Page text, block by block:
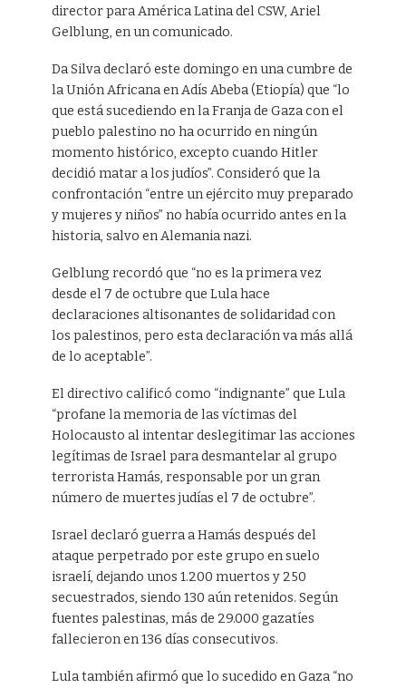
director para América Latina del CSW, Ariel
Gelblung, en un comunicado.
Da Silva declaró este domingo en una cumbre de
la Unión Africana en Adís Abeba (Etiopía) que “lo
que está sucediendo en la Franja de Gaza con el
pueblo palestino no ha ocurrido en ningún
momento histórico, excepto cuando Hitler
decidió matar a los judíos”. Consideró que la
confrontación “entre un ejército muy preparado
y mujeres y niños” no había ocurrido antes en la
historia, salvo en Alemania nazi.
Gelblung recordó que “no es la primera vez
desde el 7 de octubre que Lula hace
declaraciones altisonantes de solidaridad con
los palestinos, pero esta declaración va más allá
de lo aceptable”.
El directivo calificó como “indignante” que Lula
“profane la memoria de las víctimas del
Holocausto al intentar deslegitimar las acciones
legítimas de Israel para desmantelar al grupo
terrorista Hamás, responsable por un gran
número de muertes judías el 7 de octubre”.
Israel declaró guerra a Hamás después del
ataque perpetrado por este grupo en suelo
israelí, dejando unos 1.200 muertos y 250
secuestrados, siendo 130 aún retenidos. Según
fuentes palestinas, más de 29.000 gazatíes
fallecieron en 136 días consecutivos.
Lula también afirmó que lo sucedido en Gaza “no